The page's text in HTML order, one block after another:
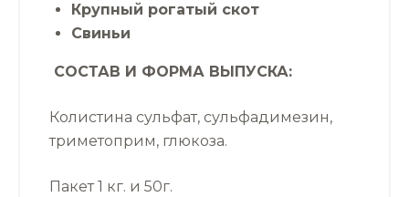
Крупный рогатый скот
Свиньи
СОСТАВ И ФОРМА ВЫПУСКА:
Колистина сульфат, сульфадимезин,
триметоприм, глюкоза.
Пакет 1 кг. и 50г.